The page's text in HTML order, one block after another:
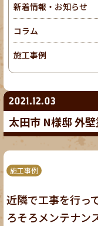
2021.12.03
太田市 N様邸 外
施工事例
近隣で工事を行っ
ろそろメンテナン
新着情報・お知らせ
コラム
施工事例